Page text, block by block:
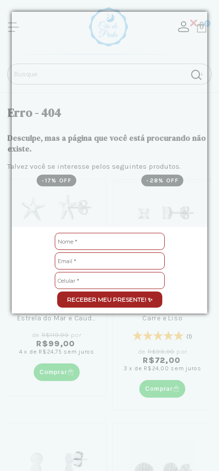
RECEBER MEU PRESENTE! ✨
0
Erro - 404
Desculpe, mas a página que você está procurando não
existe.
Talvez você se interesse pelos seguintes produtos.
- 17 % OFF
Kit Brinco de Prata
Estrela do Mar e Cauda
de R$119,90por
R$99,00
4 x de R$24,75 sem juros
Comprar
- 28 % OFF
Kit Brinco de Prata Duo
Carre e Liso
(1)
de R$99,90 por
R$72,00
3 x de R$24,00 sem juros
Comprar